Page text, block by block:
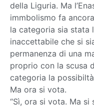
della Liguria. Ma
immbolismo fa
la categoria sia stata
inaccettabile che si
permanenza di una
proprio con la scusa
categoria la
Ma ora si vota.
“Sì, ora si vota. Ma